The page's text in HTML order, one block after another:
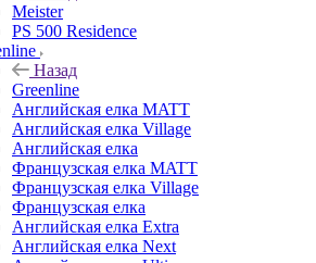
Meister
PS 500 Residence
Назад
Greenline
Английская елка MATT
Английская елка Village
Английская елка
Французская елка MATT
Французская елка Village
Французская елка
Английская елка Extra
Английская елка Next